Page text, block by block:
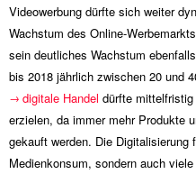
Videowerbung dürfte sich weiter
Wachstum des Online-
sein deutliches Wachstum
bis 2018 jährlich zwischen 20 und
digitale Handel dürfte
erzielen, da immer mehr Produkte
gekauft werden. Die
Medienkonsum, sondern auch